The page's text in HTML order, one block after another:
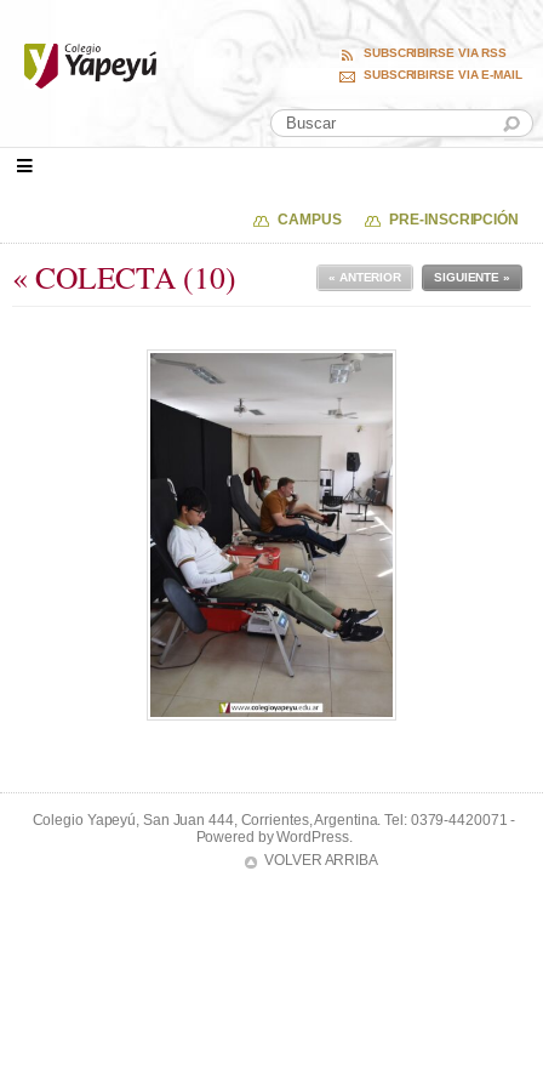
SUBSCRIBIRSE VIA RSS
SUBSCRIBIRSE VIA E-MAIL
CAMPUS PRE-INSCRIPCIÓN
« COLECTA (10) SIGUIENTE »
« ANTERIOR
Colegio Yapeyú, San Juan 444, Corrientes, Argentina. Tel: 0379-4420071 -
Powered byWordPress.
VOLVER ARRIBA